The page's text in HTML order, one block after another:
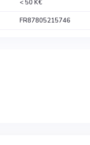
< 50 K€
FR87805215746